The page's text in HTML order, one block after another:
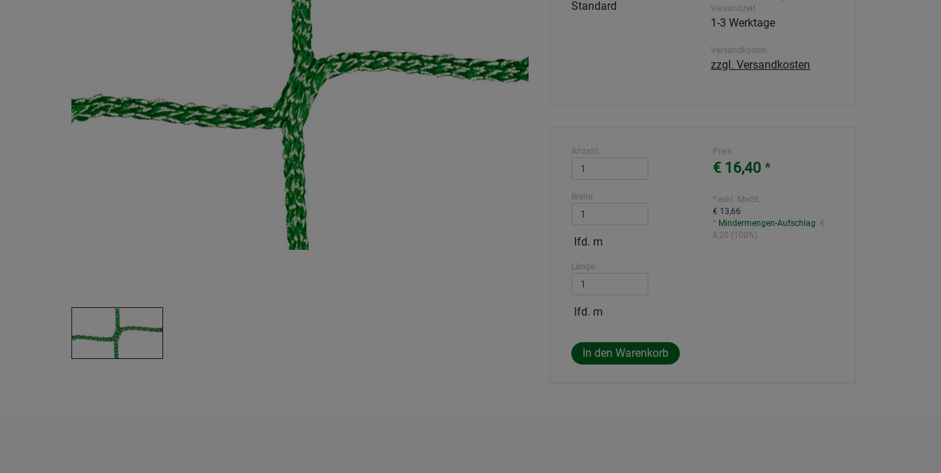
Standard
Versandzeit
1-3 Werktage
Versandkosten
zzgl. Versandkosten
Anzahl:
Breite:
lfd. m
Länge:
lfd. m
Preis
€ 16,40 *
* exkl. MwSt.:
€ 13,66
* Mindermengen-Aufschlag: €
8,20 (100%)